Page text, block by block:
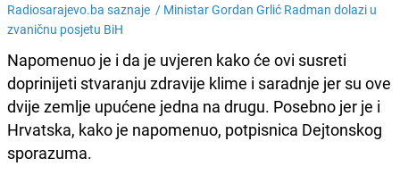
Radiosarajevo.ba saznaje / Ministar Gordan Grlić Radman dolazi u
zvaničnu posjetu BiH
Napomenuo je i da je uvjeren kako će ovi susreti
doprinijeti stvaranju zdravije klime i saradnje jer su ove
dvije zemlje upućene jedna na drugu. Posebno jer je i
Hrvatska, kako je napomenuo, potpisnica Dejtonskog
sporazuma.